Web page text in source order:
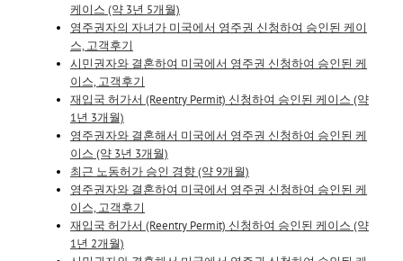
케이스 (약 3년 5개월)
영주권자의 자녀가 미국에서 영주권 신청하여 승인된 케이
스, 고객후기
시민권자와 결혼하여 미국에서 영주권 신청하여 승인된 케
이스, 고객후기
재입국 허가서 (Reentry Permit) 신청하여 승인된 케이스 (약
1년 3개월)
영주권자와 결혼해서 미국에서 영주권 신청하여 승인된 케
이스 (약 3년 3개월)
최근 노동허가 승인 경향 (약 9개월)
영주권자와 결혼하여 미국에서 영주권 신청하여 승인된 케
이스, 고객후기
재입국 허가서 (Reentry Permit) 신청하여 승인된 케이스 (약
1년 2개월)